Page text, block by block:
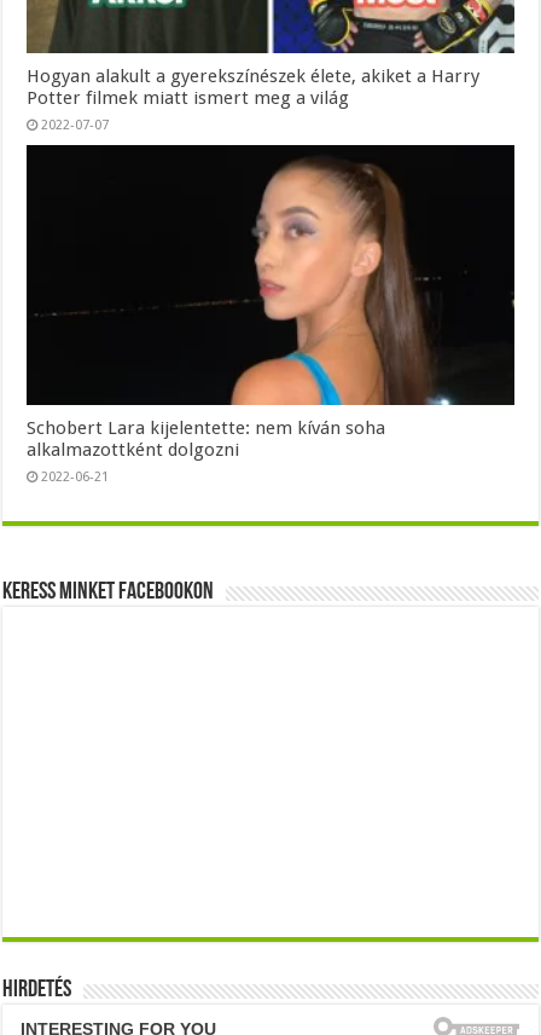
Hogyan alakult a gyerekszínészek élete, akiket a Harry
Potter filmek miatt ismert meg a világ
2022-07-07
Schobert Lara kijelentette: nem kíván soha
alkalmazottként dolgozni
2022-06-21
Keress minket Facebookon
Hirdetés